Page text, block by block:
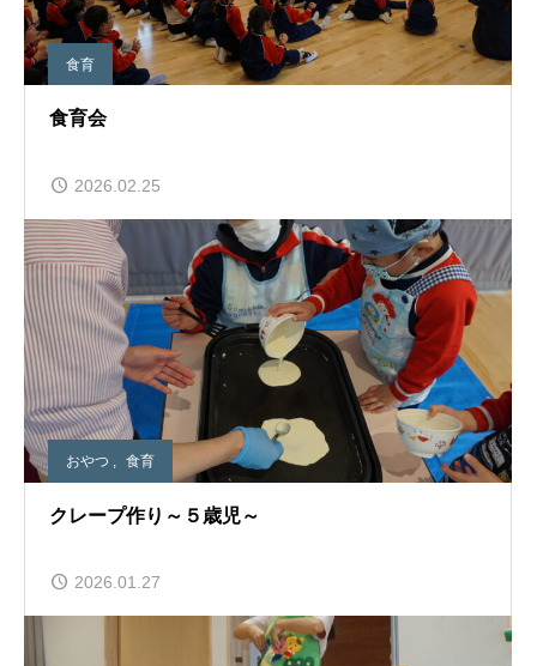
食育
食育会
2026.02.25
おやつ , 食育
クレープ作り～５歳児～
2026.01.27